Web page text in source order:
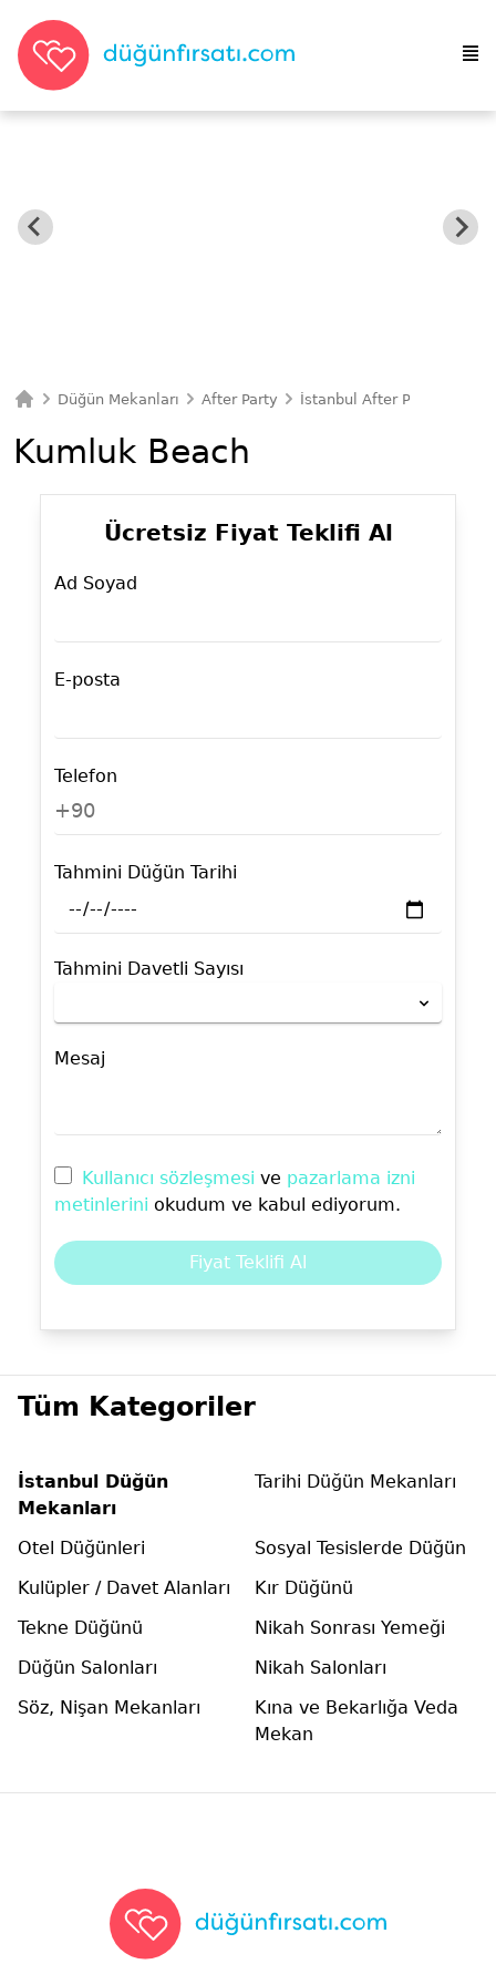
Düğün Mekanları After Party İstanbul After Party
Kumluk Beach
Ücretsiz Fiyat Teklifi Al
Ad Soyad
E-posta
Telefon
+90
Tahmini Düğün Tarihi
Tahmini Davetli Sayısı
Mesaj
Kullanıcı sözleşmesi ve pazarlama izni
metinlerini okudum ve kabul ediyorum.
Fiyat Teklifi Al
Tüm Kategoriler
İstanbul Düğün
Mekanları
Tarihi Düğün Mekanları
Otel Düğünleri
Sosyal Tesislerde Düğün
Kulüpler / Davet Alanları
Kır Düğünü
Tekne Düğünü
Nikah Sonrası Yemeği
Düğün Salonları
Nikah Salonları
Söz, Nişan Mekanları
Kına ve Bekarlığa Veda
Mekan